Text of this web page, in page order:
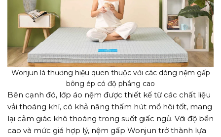
Wonjun là thương hiệu quen thuộc với các dòng nệm gấp
bông ép có độ phẳng cao
Bên cạnh đó, lớp áo nệm được thiết kế từ các chất liệu
vải thoáng khí, có khả năng thấm hút mồ hôi tốt, mang
lại cảm giác khô thoáng trong suốt giấc ngủ. Với độ bền
cao và mức giá hợp lý, nệm gấp Wonjun trở thành lựa